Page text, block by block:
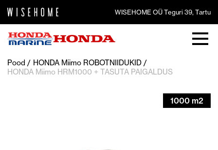
WISEHOME OÜ Teguri 39, Tartu
Pood
HONDA Miimo ROBOTNIIDUKID
HONDA Miimo HRM1000 + TASUTA PAIGALDUS
1000 m2